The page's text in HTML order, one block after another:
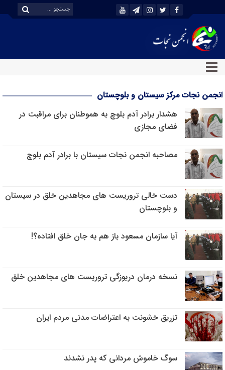
انجمن نجات مرکز سیستان و بلوچستان
هشدار برادر آدم بلوچ به هموطنان برای مراقبت در
فضای مجازی
مصاحبه انجمن نجات سیستان با برادر آدم بلوچ
دست خالی تروریست های مجاهدین خلق در سیستان
و بلوچستان
آیا سازمان مسعود باز هم به جان خلق افتاده؟!
نسخه درمان دریوزگی تروریست های مجاهدین خلق
تزریق خشونت به اعتراضات مدنی مردم ایران
سوگ خاموش مردانی که پدر نشدند